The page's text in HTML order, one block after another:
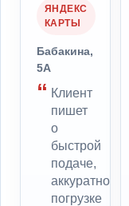
ЯНДЕКС
КАРТЫ
Бабакина,
5А
Клиент
пишет
о
быстрой
подаче,
аккуратной
погрузке